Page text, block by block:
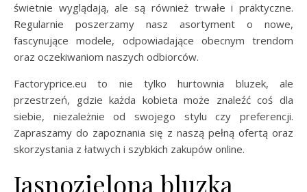
świetnie wyglądają, ale są również trwałe i praktyczne.
Regularnie poszerzamy nasz asortyment o nowe,
fascynujące modele, odpowiadające obecnym trendom
oraz oczekiwaniom naszych odbiorców.
Factoryprice.eu to nie tylko hurtownia bluzek, ale
przestrzeń, gdzie każda kobieta może znaleźć coś dla
siebie, niezależnie od swojego stylu czy preferencji.
Zapraszamy do zapoznania się z naszą pełną ofertą oraz
skorzystania z łatwych i szybkich zakupów online.
Jasnozielona bluzka